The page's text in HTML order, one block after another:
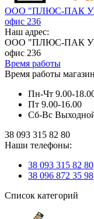
ООО "ПЛЮС-ПАК
офис 236
Наш адрес:
ООО "ПЛЮС-ПАК
офис 236
Время работы
Время работы
Пн-Чт 9.00-
Пт 9.00-16.00
Сб-Вс
38 093 315 82 80
Наши телефоны:
38 093 315 82 80
38 096 872 35 98
Список категорий